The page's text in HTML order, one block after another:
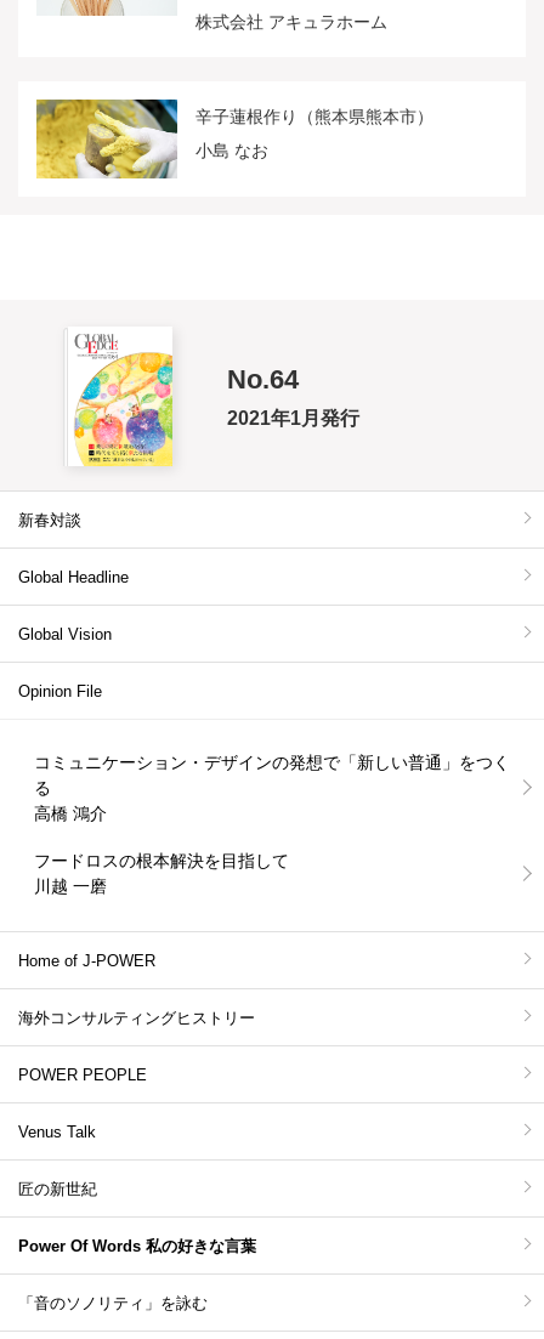
株式会社 アキュラホーム
辛子蓮根作り（熊本県熊本市）
小島 なお
No.64
2021年1月発行
新春対談
Global Headline
Global Vision
Opinion File
コミュニケーション・デザインの発想で「新しい普通」をつく
る
高橋 鴻介
フードロスの根本解決を目指して
川越 一磨
Home of J-POWER
海外コンサルティングヒストリー
POWER PEOPLE
Venus Talk
匠の新世紀
Power Of Words 私の好きな言葉
「音のソノリティ」を詠む